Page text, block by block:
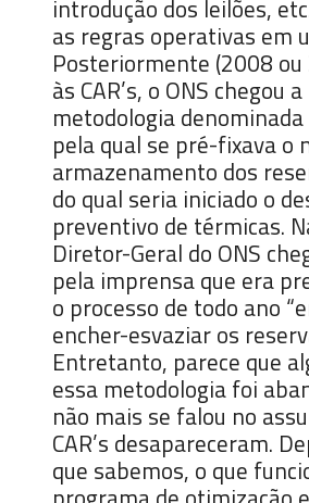
introdução dos leilões,
as regras operativas em
Posteriormente (2008
às CAR’s, o ONS chegou
metodologia denominada
pela qual se pré-fixava o
armazenamento dos
do qual seria iniciado o
preventivo de térmicas.
Diretor-Geral do ONS
pela imprensa que era
o processo de todo ano
encher-esvaziar os
Entretanto, parece que
essa metodologia foi
não mais se falou no
CAR’s desapareceram.
que sabemos, o que